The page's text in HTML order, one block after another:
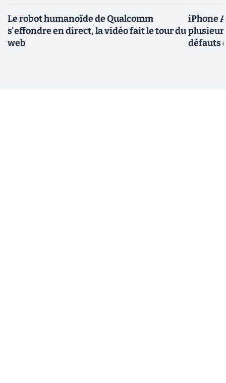
Le robot humanoïde de Qualcomm
s'effondre en direct, la vidéo fait le tour du
web
iPhone
défauts